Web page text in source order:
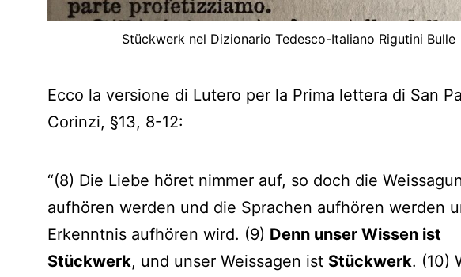
Stückwerk nel Dizionario Tedesco-Italiano Rigutini Bulle
Ecco la versione di Lutero per la Prima lettera di San
Corinzi, §13, 8-12:
“(8) Die Liebe höret nimmer auf, so doch die
aufhören werden und die Sprachen aufhören werden
Erkenntnis aufhören wird. (9) Denn unser Wissen ist
Stückwerk, und unser Weissagen ist Stückwerk. (10)